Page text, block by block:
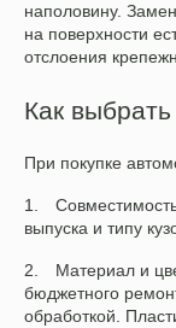
наполовину.
на поверхности
отслоения
Как выбрать
При покупке
выпуска и типу
Материал и
бюджетного
обработкой.